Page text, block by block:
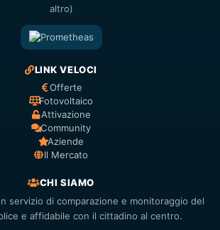
altro)
LINK VELOCI
Offerte
Fotovoltaico
Attivazione
Community
Aziende
Il Mercato
CHI SIAMO
servizio di comparazione e monitoraggio del
e affidabile con il cittadino al centro.